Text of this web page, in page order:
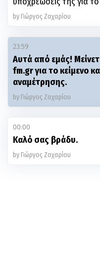
by Γιώργος Ζαχαρίου
23:59
Αυτά από εμάς!
fm.gr για το κείμενο
αναμέτρησης.
by Γιώργος Ζαχαρίου
00:00
Καλό σας βράδυ.
by Γιώργος Ζαχαρίου